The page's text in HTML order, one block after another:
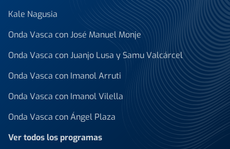
Kale Nagusia
Onda Vasca con José Manuel Monje
Onda Vasca con Juanjo Lusa y Samu Valcárcel
Onda Vasca con Imanol Arruti
Onda Vasca con Imanol Vilella
Onda Vasca con Ángel Plaza
Ver todos los programas